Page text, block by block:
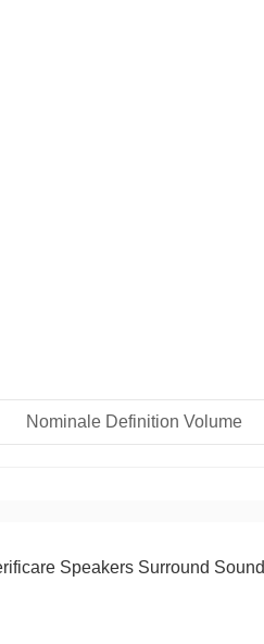
Nominale Definition Volume
Speakers Surround Sound